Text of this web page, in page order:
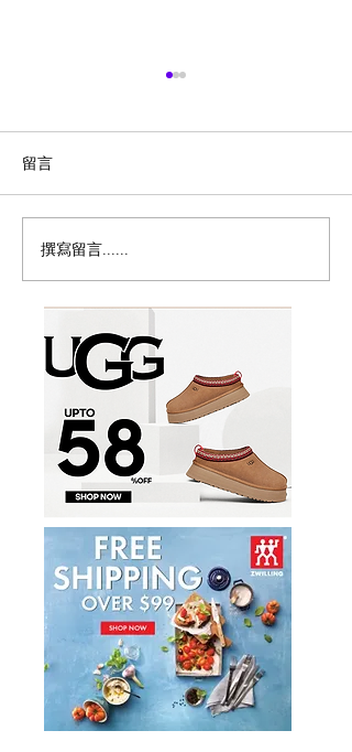
味千拉面Ajisen Ramen推
出$12.99熊本经典套餐，
儿童餐免费吃到9月底
留言
撰寫留言......